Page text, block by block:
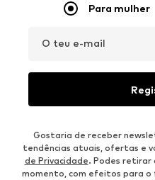
Para mulher
O teu e-mail
Gostaria de receber
tendências atuais, ofertas e
de Privacidade. Podes retirar
momento, com efeitos para o